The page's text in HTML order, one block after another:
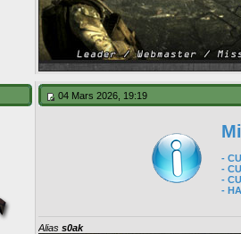
04 Mars 2026, 19:19
-
-
-
-
Alias s0ak